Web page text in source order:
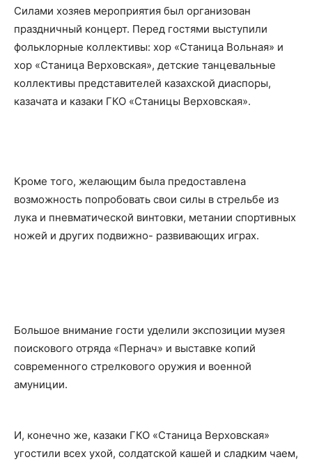
Силами хозяев мероприятия был организован
праздничный концерт. Перед гостями выступили
фольклорные коллективы: хор «Станица Вольная» и
хор «Станица Верховская», детские танцевальные
коллективы представителей казахской диаспоры,
казачата и казаки ГКО «Станицы Верховская».
Кроме того, желающим была предоставлена
возможность попробовать свои силы в стрельбе из
лука и пневматической винтовки, метании спортивных
ножей и других подвижно- развивающих играх.
Большое внимание гости уделили экспозиции музея
поискового отряда «Пернач» и выставке копий
современного стрелкового оружия и военной
амуниции.
И, конечно же, казаки ГКО «Станица Верховская»
угостили всех ухой, солдатской кашей и сладким чаем,